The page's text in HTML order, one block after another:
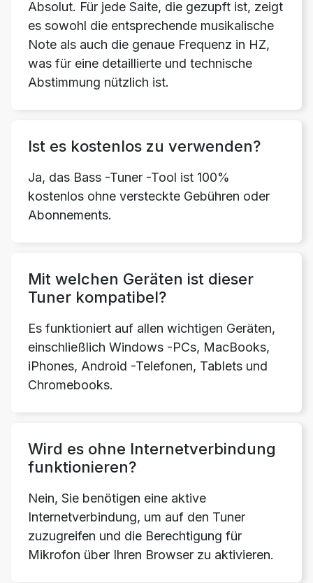
Absolut. Für jede Saite, die gezupft ist, zeigt
es sowohl die entsprechende musikalische
Note als auch die genaue Frequenz in HZ,
was für eine detaillierte und technische
Abstimmung nützlich ist.
Ist es kostenlos zu verwenden?
Ja, das Bass -Tuner -Tool ist 100%
kostenlos ohne versteckte Gebühren oder
Abonnements.
Mit welchen Geräten ist dieser
Tuner kompatibel?
Es funktioniert auf allen wichtigen Geräten,
einschließlich Windows -PCs, MacBooks,
iPhones, Android -Telefonen, Tablets und
Chromebooks.
Wird es ohne Internetverbindung
funktionieren?
Nein, Sie benötigen eine aktive
Internetverbindung, um auf den Tuner
zuzugreifen und die Berechtigung für
Mikrofon über Ihren Browser zu aktivieren.